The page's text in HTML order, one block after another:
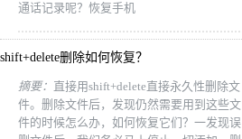
通话记录呢？恢复手机
shift+delete删除如何恢复？
摘要： 直接用shift+delete直接永久性删除文
件。删除文件后，发现仍然需要用到这些文
件的时候怎么办，如何恢复它们？一发现误